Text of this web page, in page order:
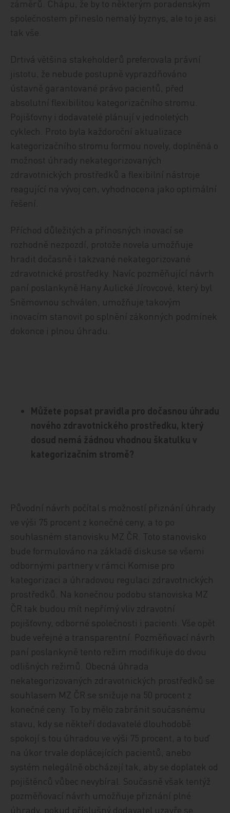
záměrů. Chápu, že by to některým poradenským
společnostem přineslo nemalý byznys, ale to je asi
tak vše.
Drtivá většina stakeholderů preferovala právní
jistotu, že nebude postupně vyprazdňováno
ústavně garantované právo pacientů, před
absolutní flexibilitou kategorizačního stromu.
Pojišťovny i dodavatelé plánují v jednoletých
cyklech. Proto byla každoroční aktualizace
kategorizačního stromu formou novely, doplněná o
možnost úhrady nekategorizovaných
zdravotnických prostředků a flexibilní nástroje
reagující na vývoj cen, vyhodnocena jako optimální
řešení.
Příchod důležitých a přínosných inovací se
rozhodně nezpozdí, protože novela umožňuje
hradit dočasně i takzvané nekategorizované
zdravotnické prostředky. Navíc pozměňující návrh
paní poslankyně Hany Aulické Jírovcové, který byl
Sněmovnou schválen, umožňuje takovým
inovacím stanovit po splnění zákonných podmínek
dokonce i plnou úhradu.
Můžete popsat pravidla pro dočasnou úhradu
nového zdravotnického prostředku, který
dosud nemá žádnou vhodnou škatulku v
kategorizačním stromě?
Původní návrh počítal s možností přiznání úhrady
ve výši 75 procent z konečné ceny, a to po
souhlasném stanovisku MZ ČR. Toto stanovisko
bude formulováno na základě diskuse se všemi
odbornými partnery v rámci Komise pro
kategorizaci a úhradovou regulaci zdravotnických
prostředků. Na konečnou podobu stanoviska MZ
ČR tak budou mít nepřímý vliv zdravotní
pojišťovny, odborné společnosti i pacienti. Vše opět
bude veřejné a transparentní. Pozměňovací návrh
paní poslankyně tento režim modifikuje do dvou
odlišných režimů. Obecná úhrada
nekategorizovaných zdravotnických prostředků se
souhlasem MZ ČR se snižuje na 50 procent z
konečné ceny. To by mělo zabránit současnému
stavu, kdy se někteří dodavatelé dlouhodobě
spokojí s tou úhradou ve výši 75 procent, a to buď
na úkor trvale doplácejících pacientů, anebo
systém nelegálně obcházejí tak, aby se doplatek od
pojištěnců vůbec nevybíral. Současně však tentýž
pozměňovací návrh umožňuje přiznání plné
úhrady, pokud příslušný dodavatel uzavře se